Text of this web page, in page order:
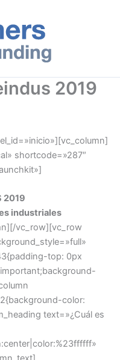
2019
shortcode=»287″
2019
industriales
vc_row][vc_row
top: 0px
color:
text=»¿Cuál es